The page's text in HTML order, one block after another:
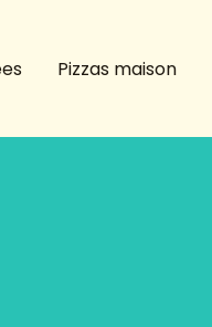
Pizzas maison